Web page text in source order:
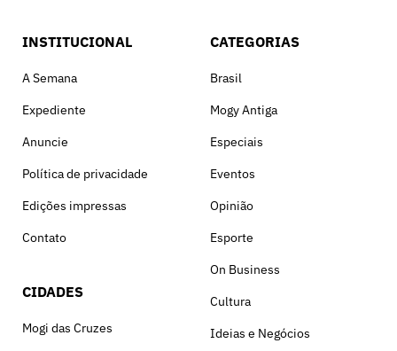
INSTITUCIONAL
A Semana
Expediente
Anuncie
Política de privacidade
Edições impressas
Contato
CIDADES
Mogi das Cruzes
CATEGORIAS
Brasil
Mogy Antiga
Especiais
Eventos
Opinião
Esporte
On Business
Cultura
Ideias e Negócios